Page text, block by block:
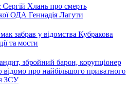
Сергій Хлань про смерть
ОДА Геннадія Лагути
забрав у відомства Кубракова
та мости
збройний барон, корупціонер
відомо про найбільшого приватного
ЗСУ